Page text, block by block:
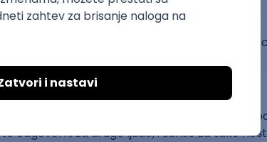
Kada bih mogao da isplatim sebi sav
godina, bio bih bogat čovek.
da radite nešto što vam se čini nemogućim,
odgovorni za druge ljude, i šanse za tako